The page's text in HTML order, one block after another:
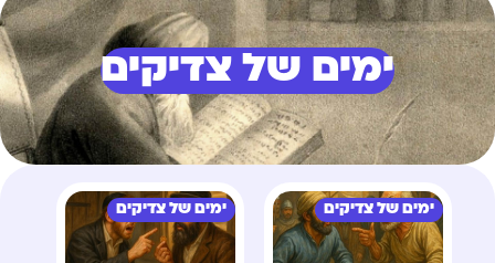
ימים של צדיקים
ימים של צדיקים ימים של צדיקים